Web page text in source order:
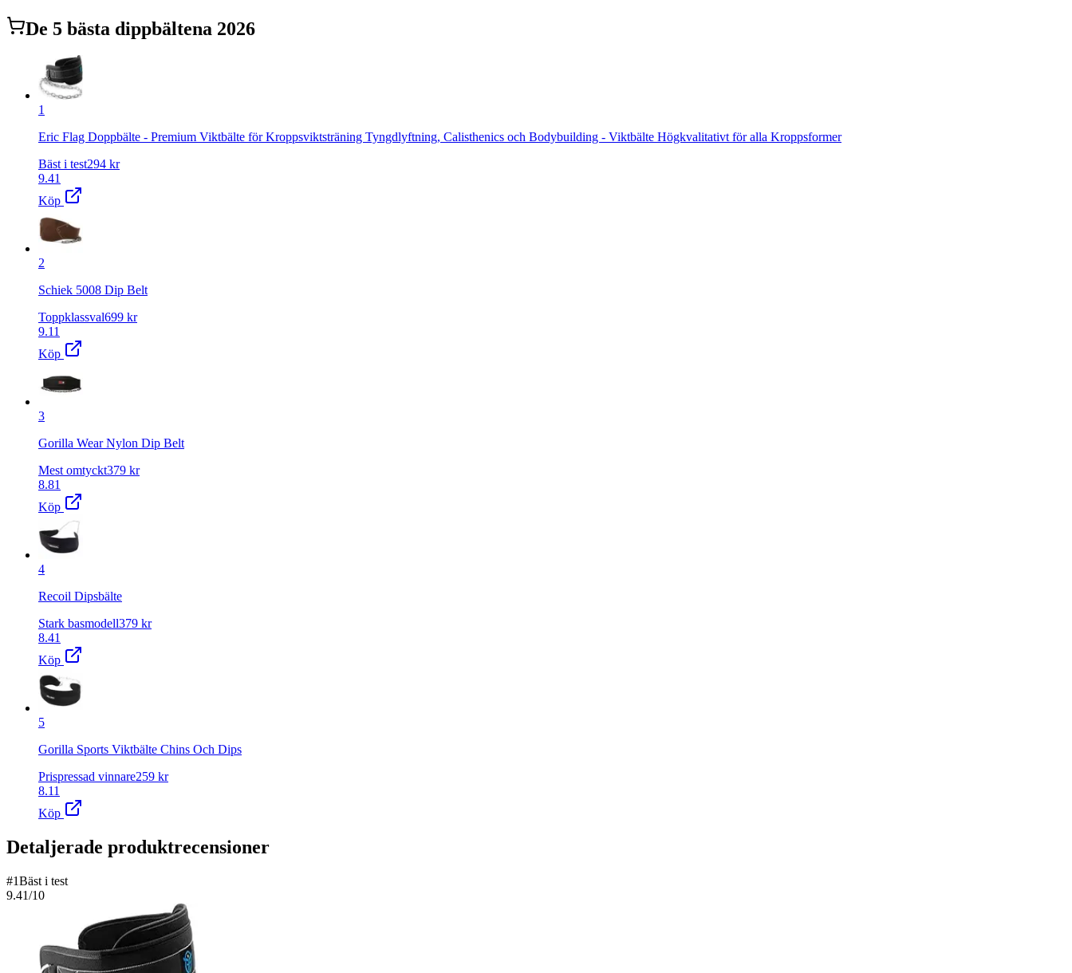
De 5 bästa dippbältena 2026
1
Eric Flag Doppbälte - Premium Viktbälte för Kroppsviktsträning Tyngdlyftning, Calisthenics och Bodybuilding - Viktbälte Högkvalitativt för alla Kroppsformer
Bäst i test294 kr
9.41
Köp
2
Schiek 5008 Dip Belt
Toppklassval699 kr
9.11
Köp
3
Gorilla Wear Nylon Dip Belt
Mest omtyckt379 kr
8.81
Köp
4
Recoil Dipsbälte
Stark basmodell379 kr
8.41
Köp
5
Gorilla Sports Viktbälte Chins Och Dips
Prispressad vinnare259 kr
8.11
Köp
Detaljerade produktrecensioner
#1Bäst i test
9.41/10